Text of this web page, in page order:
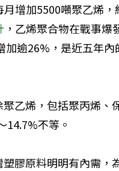
月增加5500噸聚乙烯
，乙烯聚合物在戰事
加逾26%，是近五年
乙烯，包括聚丙烯、
14.7%不等。
膠原料明明有內需